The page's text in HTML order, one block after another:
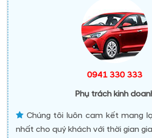
0941 330 333
Phụ trách kinh
Chúng tôi luôn cam kết mang
nhất cho quý khách với thời gian